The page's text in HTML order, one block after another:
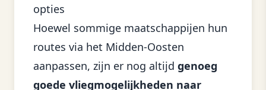
opties
Hoewel sommige maatschappijen hun
routes via het Midden-Oosten
aanpassen, zijn er nog altijd genoeg
goede vliegmogelijkheden naar